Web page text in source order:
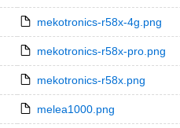
mekotronics-r58x-4g.png
mekotronics-r58x-pro.png
mekotronics-r58x.png
melea1000.png